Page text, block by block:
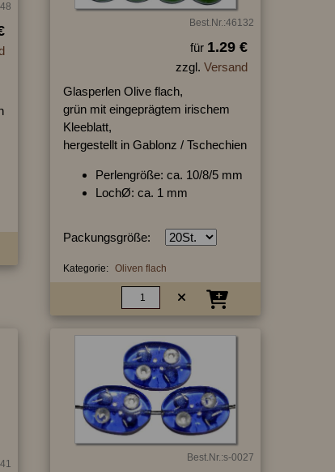
Best.Nr.:46132
für 1.29 €
zzgl. Versand
Glasperlen Olive flach,
grün mit eingeprägtem irischem
Kleeblatt,
hergestellt in Gablonz / Tschechien
Perlengröße: ca. 10/8/5 mm
LochØ: ca. 1 mm
Packungsgröße:
Kategorie: Oliven flach
Best.Nr.:s-0027